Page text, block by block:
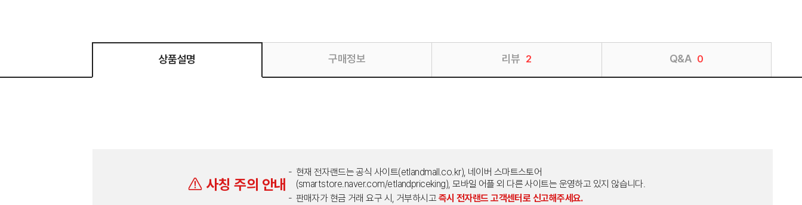
상품설명 구매정보 리뷰 2 Q&A 0
사칭 주의 안내
현재 전자랜드는 공식 사이트(etlandmall.co.kr), 네이버 스마트스토어
(smartstore.naver.com/etlandpriceking), 모바일 어플 외 다른 사이트는 운영하고 있지 않습니다.
판매자가 현금 거래 요구 시, 거부하시고 즉시 전자랜드 고객센터로 신고해주세요.